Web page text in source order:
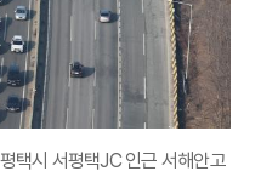
택시 서평택JC 인근 서해안고